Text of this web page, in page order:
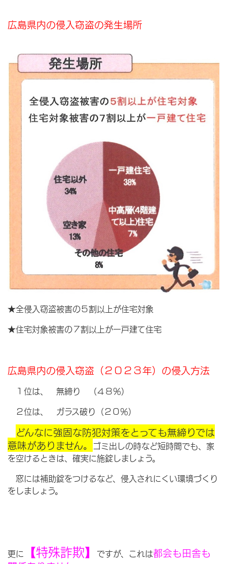
広島県内の侵入窃盗の発生場所
★全侵入窃盗被害の５割以上が住宅対象
★住宅対象被害の７割以上が一戸建て住宅
広島県内の侵入窃盗（２０２３年）の侵入方法
１位は、 無締り （４８％）
２位は、 ガラス破り（２０％）
どんなに強固な防犯対策をとっても無締りでは
意味がありません。 ゴミ出しの時など短時間でも、家
を空けるときは、確実に施錠しましょう。
窓には補助錠をつけるなど、侵入されにくい環境づくり
をしましょう。
更に 【特殊詐欺】 ですが、これは都会も田舎も